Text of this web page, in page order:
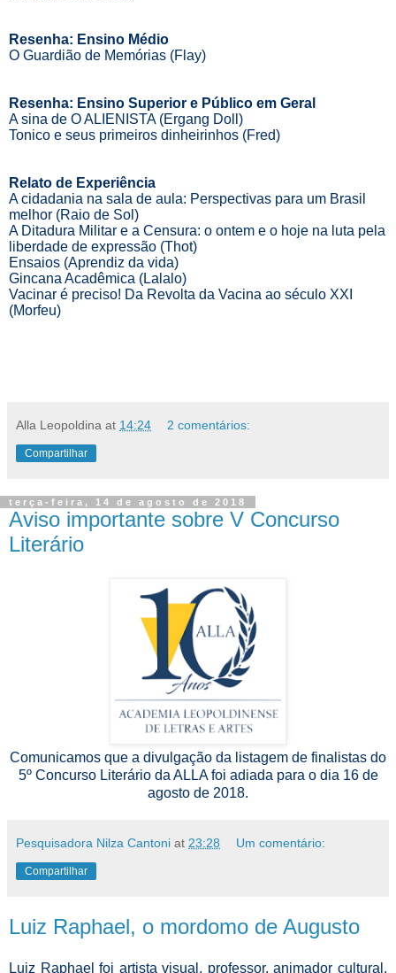
Resenha: Ensino Médio
O Guardião de Memórias (Flay)
Resenha: Ensino Superior e Público em Geral
A sina de O ALIENISTA (Ergang Doll)
Tonico e seus primeiros dinheirinhos (Fred)
Relato de Experiência
A cidadania na sala de aula: Perspectivas para um Brasil
melhor (Raio de Sol)
A Ditadura Militar e a Censura: o ontem e o hoje na luta pela
liberdade de expressão (Thot)
Ensaios (Aprendiz da vida)
Gincana Acadêmica (Lalalo)
Vacinar é preciso! Da Revolta da Vacina ao século XXI
(Morfeu)
Alla Leopoldina at 14:24 2 comentários:
Compartilhar
terça-feira, 14 de agosto de 2018
Aviso importante sobre V Concurso
Literário
Comunicamos que a divulgação da listagem de finalistas do
5º Concurso Literário da ALLA foi adiada para o dia 16 de
agosto de 2018.
Pesquisadora Nilza Cantoni at 23:28 Um comentário:
Compartilhar
Luiz Raphael, o mordomo de Augusto
Luiz Raphael foi artista visual, professor, animador cultural,